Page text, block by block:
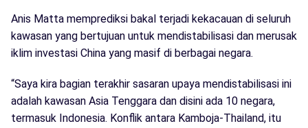
Anis Matta memprediksi bakal terjadi kekacauan di seluruh
kawasan yang bertujuan untuk mendistabilisasi dan merusak
iklim investasi China yang masif di berbagai negara.
“Saya kira bagian terakhir sasaran upaya mendistabilisasi ini
adalah kawasan Asia Tenggara dan disini ada 10 negara,
termasuk Indonesia. Konflik antara Kamboja-Thailand, itu